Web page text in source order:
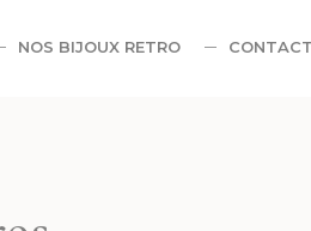
NOS BIJOUX RETRO CONTACT